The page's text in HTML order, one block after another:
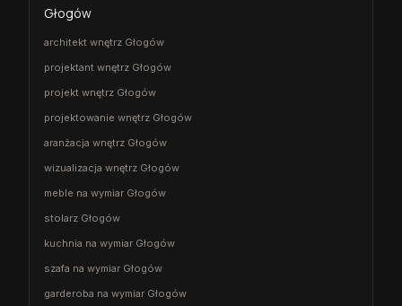
Głogów
architekt wnętrz Głogów
projektant wnętrz Głogów
projekt wnętrz Głogów
projektowanie wnętrz Głogów
aranżacja wnętrz Głogów
wizualizacja wnętrz Głogów
meble na wymiar Głogów
stolarz Głogów
kuchnia na wymiar Głogów
szafa na wymiar Głogów
garderoba na wymiar Głogów